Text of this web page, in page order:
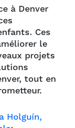
à Denver
Ces
le
projets
tout en
Holguín,